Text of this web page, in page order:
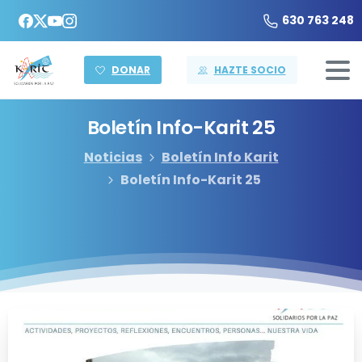
630 763 248
DONAR HAZTE SOCIO
Boletín Info-Karit25
Noticias
Boletín Info Karit
Boletín Info-Karit 25